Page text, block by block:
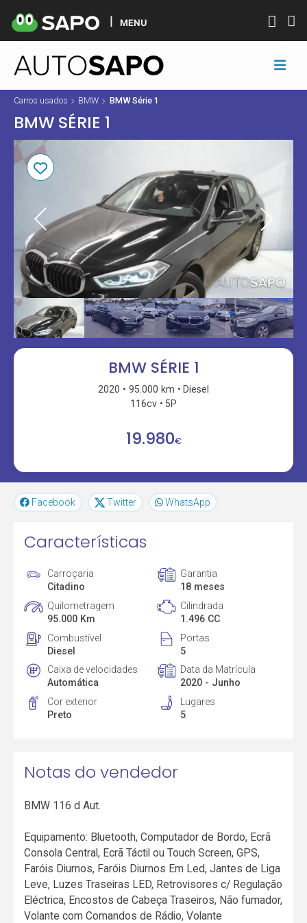
MENU
Carros usados BMW BMW Série 1
BMW SÉRIE 1
BMW SÉRIE 1
2020 95.000 km
Diesel
116cv
5P
19.980€
Facebook Twitter WhatsApp
Características
Carroçaria
Citadino
Garantia
18 meses
Quilometragem
95.000 Km
Cilindrada
1.496 CC
Combustível
Diesel
Portas
5
Caixa de velocidades
Automática
Data da Matrícula
2020 - Junho
Cor exterior
Preto
Lugares
5
Notas do vendedor
BMW 116 d Aut.
Equipamento: Bluetooth, Computador de Bordo, Ecrã
Consola Central, Ecrã Táctil ou Touch Screen, GPS,
Faróis Diurnos, Faróis Diurnos Em Led, Jantes de Liga
Leve, Luzes Traseiras LED, Retrovisores c/ Regulação
Eléctrica, Encostos de Cabeça Traseiros, Não fumador,
Volante com Comandos de Rádio, Volante